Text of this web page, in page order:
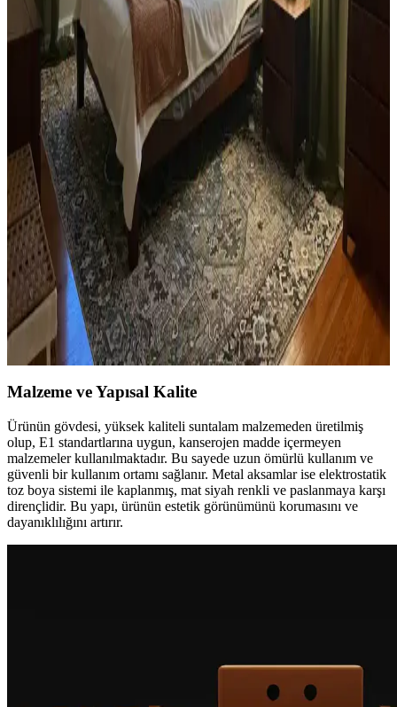
Yan Sehpa Boyama Renk Seçenekleri ve
Dekorasyon Uyumu İçin Rehber
Yan sehpa boyamada renk seçimi, mobilya ve dekorasyon uyumu
açısından önemlidir. Koyu tonlar, sıcak renkler ve doğal ahşap
görünümü seçenekleriyle estetik sonuçlar elde edilir.
Ev Kütüphanesi Yenileme: Renk, Dekorasyon ve
Konforun Dengeli Buluşması
Ev kütüphanesi yenilemesinde renklerin rahatlatıcı etkisi, kişisel
dekoratif öğeler ve konforlu mobilyalar ön plandadır. Tavan boyama
ve raf düzeni mekânın atmosferini zenginleştirir.
Yatak Odası Düzeni ve Dekorasyonunda Doğru
Yerleşim ve Tasarım İpuçları
Yatak odasında doğru mobilya yerleşimi, renk uyumu, aydınlatma
ve kişisel dokunuşlarla mekanın fonksiyonelliği ve estetiği artırılır.
Bu ipuçlarıyla odanız daha dengeli ve sıcak bir hale gelir.
Malzeme ve Yapısal Kalite
Ürünün gövdesi, yüksek kaliteli suntalam malzemeden üretilmiş
olup, E1 standartlarına uygun, kanserojen madde içermeyen
malzemeler kullanılmaktadır. Bu sayede uzun ömürlü kullanım ve
güvenli bir kullanım ortamı sağlanır. Metal aksamlar ise elektrostatik
toz boya sistemi ile kaplanmış, mat siyah renkli ve paslanmaya karşı
dirençlidir. Bu yapı, ürünün estetik görünümünü korumasını ve
dayanıklılığını artırır.